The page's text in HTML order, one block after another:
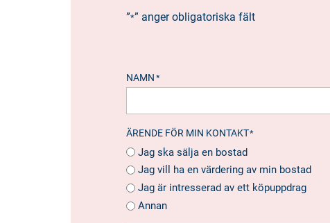
”*” anger obligatoriska fält
NAMN *
ÄRENDE FÖR MIN KONTAKT*
Jag ska sälja en bostad
Jag vill ha en värdering av min bostad
Jag är intresserad av ett köpuppdrag
Annan